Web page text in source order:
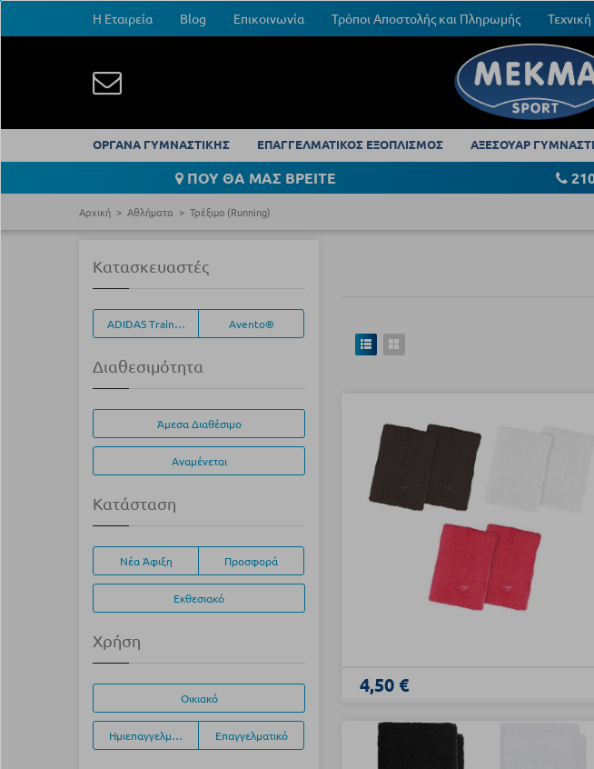
Η Εταιρεία Blog Επικοινωνία Τρόποι Αποστολής και Πληρωμής
ΟΡΓΑΝΑ ΓΥΜΝΑΣΤΙΚΗΣ ΕΠΑΓΓΕΛΜΑΤΙΚΟΣ ΕΞΟΠΛΙΣΜΟΣ ΑΞΕΣΟΥΑΡ
ΠΟΥ ΘΑ ΜΑΣ ΒΡΕΙΤΕ
Αρχική Αθλήματα Τρέξιμο (Running)
4,50 €
Κατασκευαστές
ADIDAS Training EquipmentAvento®
Διαθεσιμότητα
Άμεσα Διαθέσιμο
Αναμένεται
Κατάσταση
Νέα Άφιξη Προσφορά
Εκθεσιακό
Χρήση
Οικιακό
Ημιεπαγγελματικό Επαγγελματικό